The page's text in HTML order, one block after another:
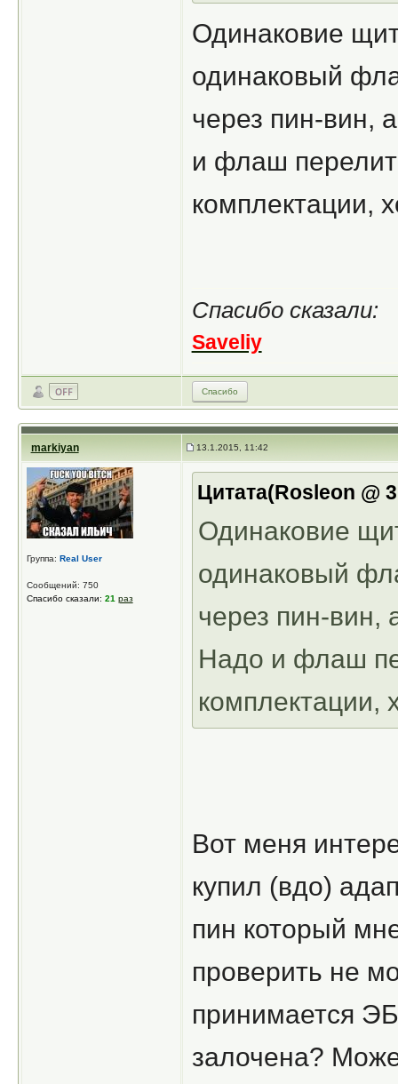
Одинаковие
одинаковый
через пин-вин,
и флаш
комплектации,
Спасибо сказали:
Saveliy
Спасибо
markiyan 13.1.2015, 11:42
Группа: Real User
Сообщений: 750
Спасибо сказали: 21 раз
Цитата(Rosleon @
Одинаковие
одинаковый
через пин-вин,
Надо и флаш
комплектации,
Вот меня
купил (вдо)
пин который
проверить не
принимается
залочена?